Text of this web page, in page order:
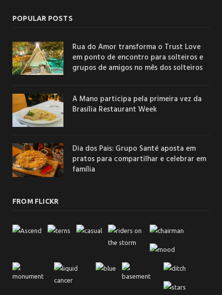
POPULAR POSTS
Rua do Amor transforma o Trust Love
em ponto de encontro para solteiros e
grupos de amigos no mês dos solteiros
A Mano participa pela primeira vez da
Brasília Restaurant Week
Dia dos Pais: Grupo Santé aposta em
pratos para compartilhar e celebrar em
família
FROM FLICKR